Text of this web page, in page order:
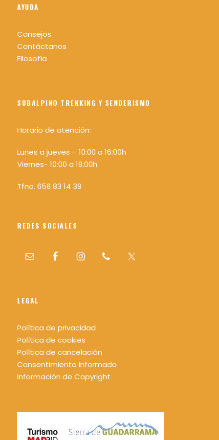
AYUDA
Consejos
Contáctanos
Filosofía
SUBALPINO TREKKING Y SENDERISMO
Horario de atención:
Lunes a jueves – 10:00 a 16:00h
Viernes- 10:00 a 19:00h
Tfno. 656 83 14 39
REDES SOCIALES
LEGAL
Política de privacidad
Política de cookies
Política de cancelación
Consentimiento informado
Información de Copyright